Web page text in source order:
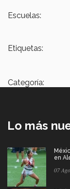
Escuelas:
Etiquetas:
Categoría:
Lo más
en
07